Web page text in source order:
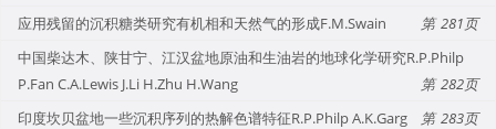
应用残留的沉积糖类研究有机相和天然气的形成F.M.Swain
281
中国柴达木、陕甘宁、江汉盆地原油和生油岩的地球化学研究R.P.Philp
P.Fan C.A.Lewis J.Li H.Zhu H.Wang
282
印度坎贝盆地一些沉积序列的热解色谱特征R.P.Philp A.K.Garg
283